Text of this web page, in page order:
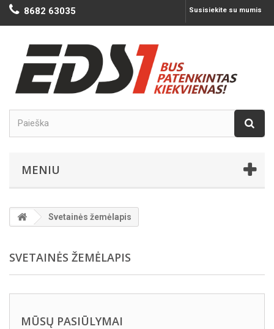
Susisiekite su mumis
8682 63035
MENIU
Svetainės žemėlapis
SVETAINĖS ŽEMĖLAPIS
MŪSŲ PASIŪLYMAI